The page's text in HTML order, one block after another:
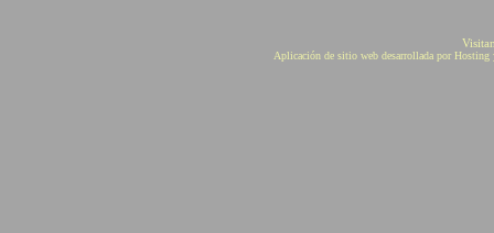
Aplicación de sitio web desarrollada por